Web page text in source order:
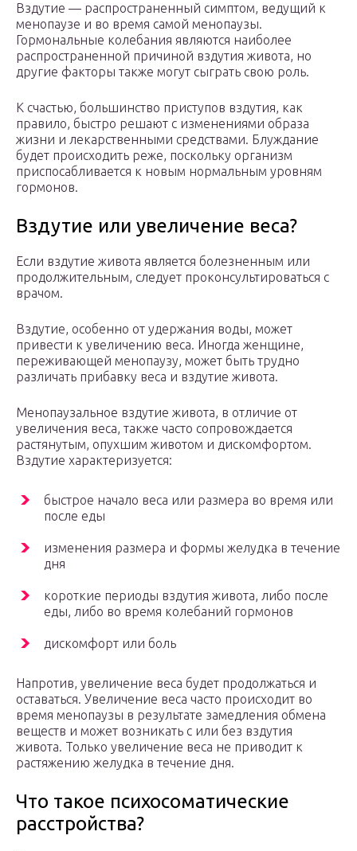
Вздутие — распространенный симптом, ведущий к
менопаузе и во время самой менопаузы.
Гормональные колебания являются наиболее
распространенной причиной вздутия живота, но
другие факторы также могут сыграть свою роль.
К счастью, большинство приступов вздутия, как
правило, быстро решают с изменениями образа
жизни и лекарственными средствами. Блуждание
будет происходить реже, поскольку организм
приспосабливается к новым нормальным уровням
гормонов.
Вздутие или увеличение веса?
Если вздутие живота является болезненным или
продолжительным, следует проконсультироваться с
врачом.
Вздутие, особенно от удержания воды, может
привести к увеличению веса. Иногда женщине,
переживающей менопаузу, может быть трудно
различать прибавку веса и вздутие живота.
Менопаузальное вздутие живота, в отличие от
увеличения веса, также часто сопровождается
растянутым, опухшим животом и дискомфортом.
Вздутие характеризуется:
быстрое начало веса или размера во время или
после еды
изменения размера и формы желудка в течение
дня
короткие периоды вздутия живота, либо после
еды, либо во время колебаний гормонов
дискомфорт или боль
Напротив, увеличение веса будет продолжаться и
оставаться. Увеличение веса часто происходит во
время менопаузы в результате замедления обмена
веществ и может возникать с или без вздутия
живота. Только увеличение веса не приводит к
растяжению желудка в течение дня.
Что такое психосоматические
расстройства?